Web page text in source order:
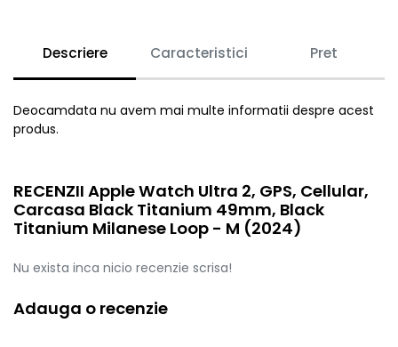
Descriere Caracteristici Pret
Deocamdata nu avem mai multe informatii despre acest
produs.
RECENZII Apple Watch Ultra 2, GPS, Cellular,
Carcasa Black Titanium 49mm, Black
Titanium Milanese Loop - M (2024)
Nu exista inca nicio recenzie scrisa!
Adauga o recenzie